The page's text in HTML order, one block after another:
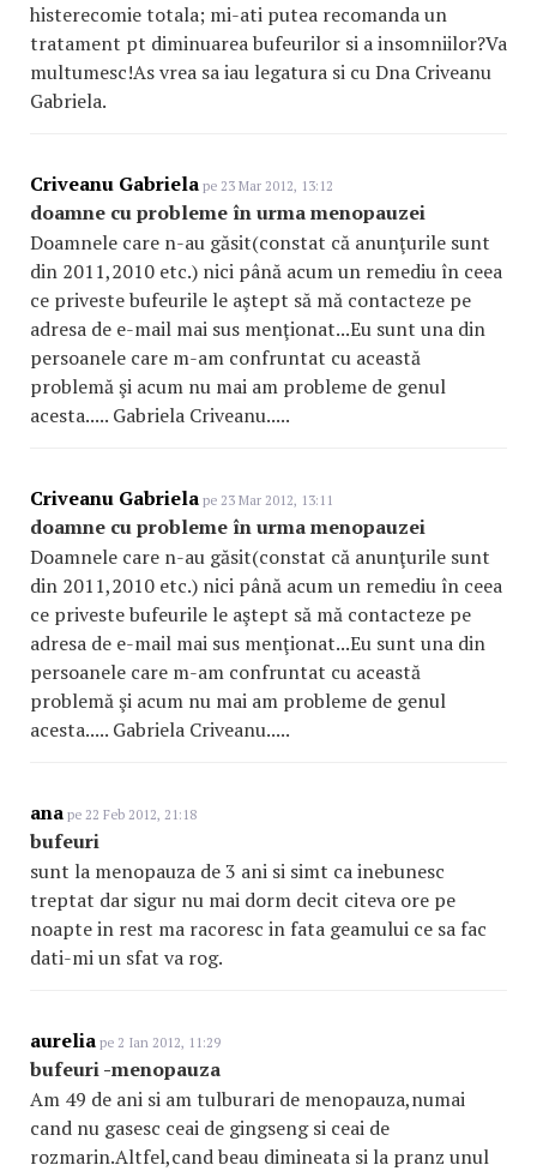
histerecomie totala; mi-ati putea recomanda un
tratament pt diminuarea bufeurilor si a insomniilor?Va
multumesc!As vrea sa iau legatura si cu Dna Criveanu
Gabriela.
Criveanu Gabriela pe 23 Mar 2012, 13:12
doamne cu probleme în urma menopauzei
Doamnele care n-au găsit(constat că anunţurile sunt
din 2011,2010 etc.) nici până acum un remediu în ceea
ce priveste bufeurile le aştept să mă contacteze pe
adresa de e-mail mai sus menţionat...Eu sunt una din
persoanele care m-am confruntat cu această
problemă şi acum nu mai am probleme de genul
acesta..... Gabriela Criveanu.....
Criveanu Gabriela pe 23 Mar 2012, 13:11
doamne cu probleme în urma menopauzei
Doamnele care n-au găsit(constat că anunţurile sunt
din 2011,2010 etc.) nici până acum un remediu în ceea
ce priveste bufeurile le aştept să mă contacteze pe
adresa de e-mail mai sus menţionat...Eu sunt una din
persoanele care m-am confruntat cu această
problemă şi acum nu mai am probleme de genul
acesta..... Gabriela Criveanu.....
ana pe 22 Feb 2012, 21:18
bufeuri
sunt la menopauza de 3 ani si simt ca inebunesc
treptat dar sigur nu mai dorm decit citeva ore pe
noapte in rest ma racoresc in fata geamului ce sa fac
dati-mi un sfat va rog.
aurelia pe 2 Ian 2012, 11:29
bufeuri -menopauza
Am 49 de ani si am tulburari de menopauza,numai
cand nu gasesc ceai de gingseng si ceai de
rozmarin.Altfel,cand beau dimineata si la pranz unul